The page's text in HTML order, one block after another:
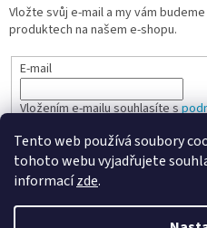
Tento web používá soubory
tohoto webu vyjadřujete
informacízde.
Vložte svůj e-mail a my vám
produktech na našem e-shopu.
E-mail
Vložením e-mailu souhlasíte s
PŘIHLÁSIT SE